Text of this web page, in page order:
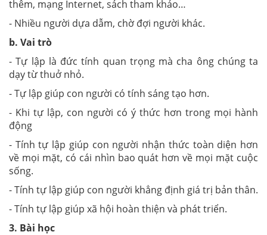
thêm, mạng Internet, sách tham khảo…
- Nhiều người dựa dẫm, chờ đợi người khác.
b. Vai trò
- Tự lập là đức tính quan trọng mà cha ông chúng ta
dạy từ thuở nhỏ.
- Tự lập giúp con người có tính sáng tạo hơn.
- Khi tự lập, con người có ý thức hơn trong mọi hành
động
- Tính tự lập giúp con người nhận thức toàn diện hơn
về mọi mặt, có cái nhìn bao quát hơn về mọi mặt cuộc
sống.
- Tính tự lập giúp con người khẳng định giá trị bản thân.
- Tính tự lập giúp xã hội hoàn thiện và phát triển.
3. Bài học